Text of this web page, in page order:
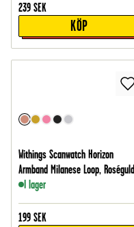
239 SEK
KÖP
Withings Scanwatch Horizon
Armband Milanese Loop, Roséguld
I lager
199 SEK